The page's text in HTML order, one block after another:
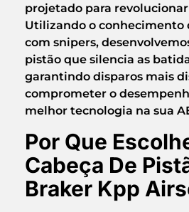
projetado para revolucionar
Utilizando o conhecimento
com snipers,
pistão que silencia as
garantindo disparos mais
comprometer o
melhor tecnologia na sua
Por Que
Cabeça De
Braker Kpp